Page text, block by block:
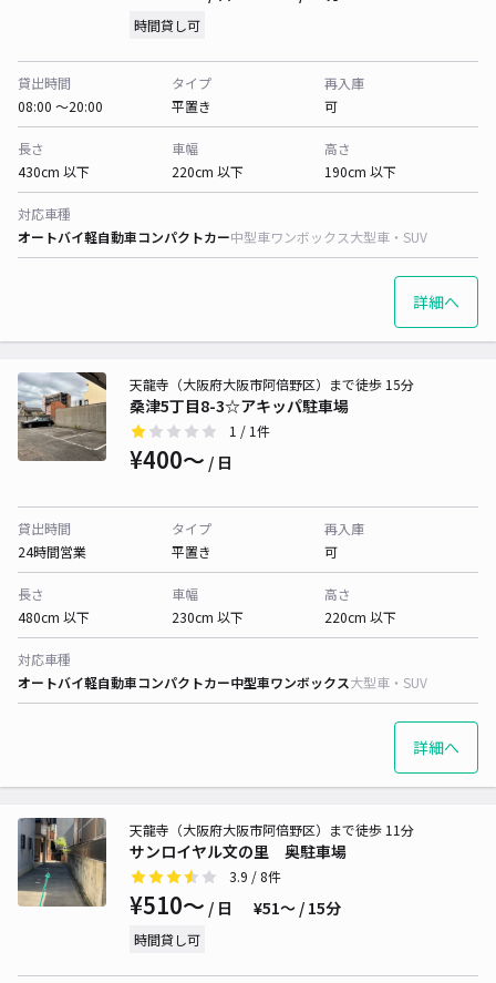
時間貸し可
貸出時間
08:00 〜20:00
タイプ
平置き
再入庫
可
長さ
430cm 以下
車幅
220cm 以下
高さ
190cm 以下
対応車種
オートバイ軽自動車コンパクトカー中型車ワンボックス大型車・SUV
詳細へ
桑津5丁目8-3☆アキッパ駐車場
天龍寺（大阪府大阪市阿倍野区）まで徒歩 15分
1 / 1件
¥400〜 / 日
貸出時間
24時間営業
タイプ
平置き
再入庫
可
長さ
480cm 以下
車幅
230cm 以下
高さ
220cm 以下
対応車種
オートバイ軽自動車コンパクトカー中型車ワンボックス大型車・SUV
詳細へ
サンロイヤル文の里 奥駐車場
天龍寺（大阪府大阪市阿倍野区）まで徒歩 11分
3.9 / 8件
¥510〜 / 日 ¥51〜 / 15分
時間貸し可